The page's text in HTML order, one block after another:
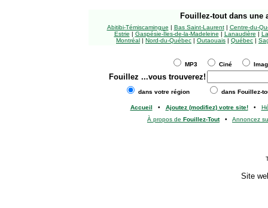
Fouillez-tout dans une
Abitibi-Témiscamingue | Bas Saint-Laurent| Centre-du-
Estrie | Gaspésie-Îles-de-la-Madeleine | Lanaudière |
Montréal | Nord-du-Québec | Outaouais | Québec |
MP3 Ciné
Fouillez ...vous trouverez!
dans votre région dans Fouillez-
Accueil • Ajoutez (modifiez) votre site!•
À propos de Fouillez-Tout• Annoncez
Site